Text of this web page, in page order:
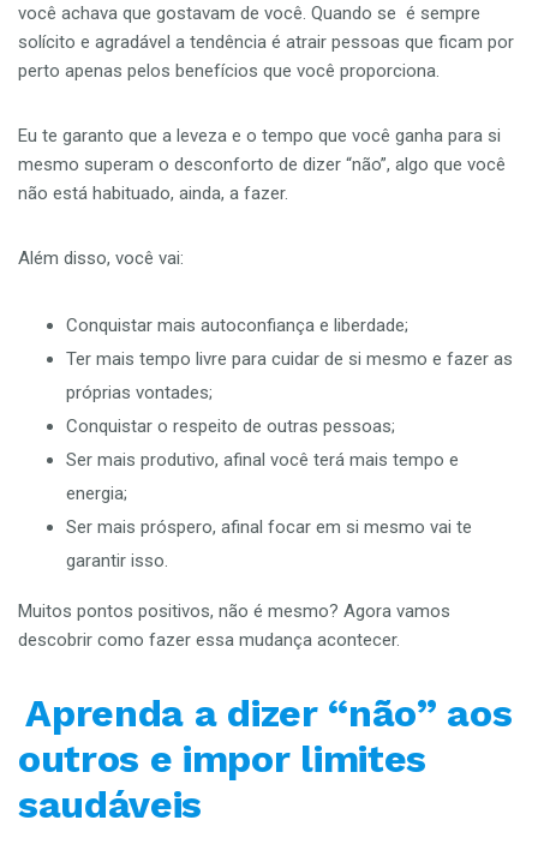
você achava que gostavam de você. Quando se é sempre
solícito e agradável a tendência é atrair pessoas que ficam por
perto apenas pelos benefícios que você proporciona.
Eu te garanto que a leveza e o tempo que você ganha para si
mesmo superam o desconforto de dizer “não”, algo que você
não está habituado, ainda, a fazer.
Além disso, você vai:
Conquistar mais autoconfiança e liberdade;
Ter mais tempo livre para cuidar de si mesmo e fazer as
próprias vontades;
Conquistar o respeito de outras pessoas;
Ser mais produtivo, afinal você terá mais tempo e
energia;
Ser mais próspero, afinal focar em si mesmo vai te
garantir isso.
Muitos pontos positivos, não é mesmo? Agora vamos
descobrir como fazer essa mudança acontecer.
Aprenda a dizer “não” aos
outros e impor limites
saudáveis